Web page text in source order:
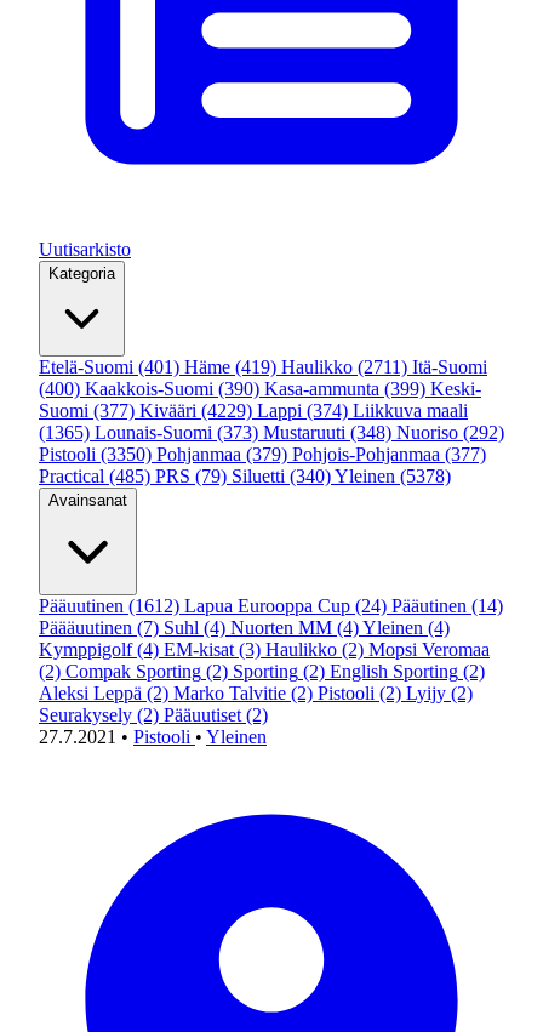
Uutisarkisto
Kategoria
Etelä-Suomi (401) Häme (419) Haulikko (2711) Itä-Suomi
(400) Kaakkois-Suomi (390) Kasa-ammunta (399) Keski-
Suomi (377) Kivääri (4229) Lappi (374) Liikkuva maali
(1365) Lounais-Suomi (373) Mustaruuti (348) Nuoriso (292)
Pistooli (3350) Pohjanmaa (379) Pohjois-Pohjanmaa (377)
Practical (485) PRS (79) Siluetti (340)Yleinen (5378)
Avainsanat
Pääuutinen (1612) Lapua Eurooppa Cup (24) Pääutinen (14)
Päääuutinen (7) Suhl (4) Nuorten MM (4)Yleinen (4)
Kymppigolf (4) EM-kisat (3) Haulikko (2) Mopsi Veromaa
(2) Compak Sporting (2) Sporting (2) English Sporting (2)
Aleksi Leppä (2) Marko Talvitie (2) Pistooli (2) Lyijy (2)
Seurakysely (2) Pääuutiset (2)
27.7.2021 • Pistooli • Yleinen